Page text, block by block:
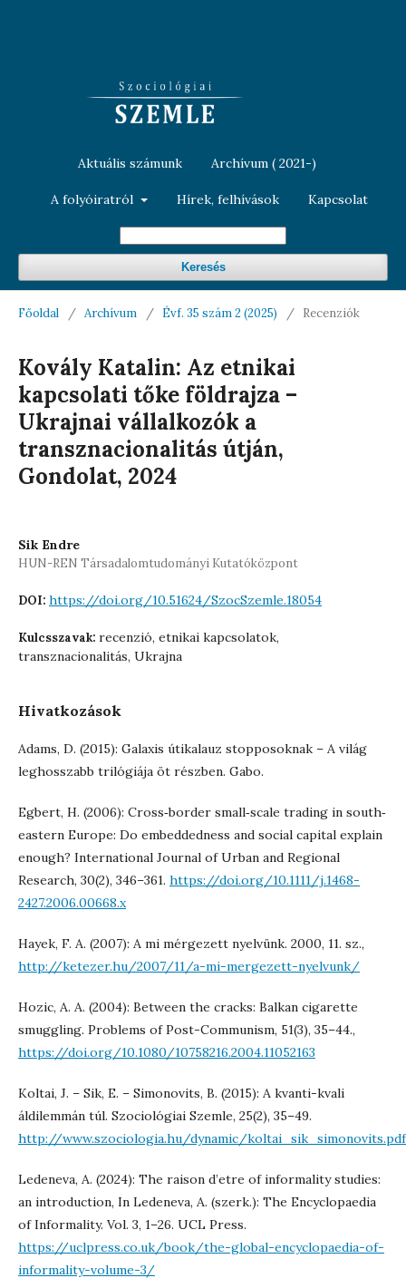
Aktuális számunk Archívum ( 2021-)
A folyóiratról Hírek, felhívások Kapcsolat
Keresés
Főoldal / Archívum / Évf. 35 szám 2 (2025) / Recenziók
Kovály Katalin: Az etnikai
kapcsolati tőke földrajza –
Ukrajnai vállalkozók a
transznacionalitás útján,
Gondolat, 2024
Sik Endre
HUN-REN Társadalomtudományi Kutatóközpont
DOI: https://doi.org/10.51624/SzocSzemle.18054
Kulcsszavak: recenzió, etnikai kapcsolatok,
transznacionalitás, Ukrajna
Hivatkozások
Adams, D. (2015): Galaxis útikalauz stopposoknak – A világ
leghosszabb trilógiája öt részben. Gabo.
Egbert, H. (2006): Cross‐border small‐scale trading in south‐
eastern Europe: Do embeddedness and social capital explain
enough? International Journal of Urban and Regional
Research, 30(2), 346–361. https://doi.org/10.1111/j.1468-
2427.2006.00668.x
Hayek, F. A. (2007): A mi mérgezett nyelvünk. 2000, 11. sz.,
http://ketezer.hu/2007/11/a-mi-mergezett-nyelvunk/
Hozic, A. A. (2004): Between the cracks: Balkan cigarette
smuggling. Problems of Post-Communism, 51(3), 35–44.,
https://doi.org/10.1080/10758216.2004.11052163
Koltai, J. – Sik, E. – Simonovits, B. (2015): A kvanti-kvali
áldilemmán túl. Szociológiai Szemle, 25(2), 35–49.
http://www.szociologia.hu/dynamic/koltai_sik_simonovits.pdf
Ledeneva, A. (2024): The raison d’etre of informality studies:
an introduction, In Ledeneva, A. (szerk.): The Encyclopaedia
of Informality. Vol. 3, 1–26. UCL Press.
https://uclpress.co.uk/book/the-global-encyclopaedia-of-
informality-volume-3/